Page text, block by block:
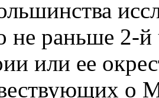
не раньше 2-
или ее
о